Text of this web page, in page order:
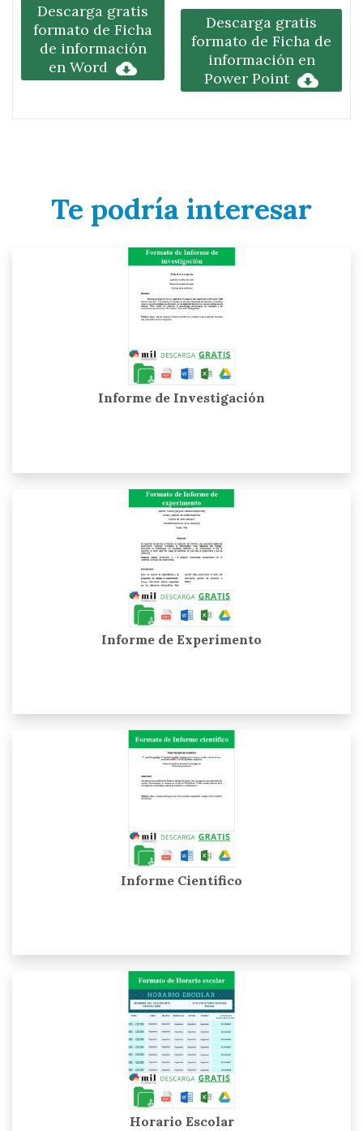
Descarga gratis
formato de Ficha
de información
en Word
Descarga gratis
formato de Ficha de
información en
Power Point
Te podría interesar
Informe de Investigación
Informe de Experimento
Informe Científico
Horario Escolar